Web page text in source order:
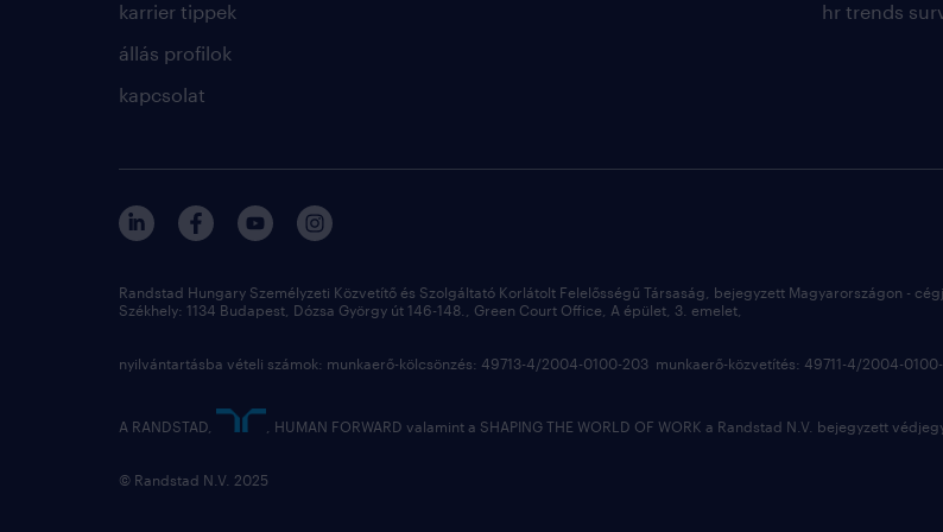
karrier tippek
állás profilok
kapcsolat
hr trends
Randstad Hungary Személyzeti Közvetítő és Szolgáltató Korlátolt Felelősségű Társaság, bejegyzett Magyarországon -
Székhely: 1134 Budapest, Dózsa György út 146-148., Green Court Office, A épület, 3. emelet,
nyilvántartásba vételi számok: munkaerő-kölcsönzés: 49713-4/2004-0100-203 munkaerő-közvetítés: 49711-4/2004-
A RANDSTAD, , HUMAN FORWARD valamint a SHAPING THE WORLD OF WORK a Randstad N.V. bejegyzett
© Randstad N.V. 2025